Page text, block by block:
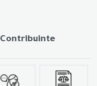
Contribuinte